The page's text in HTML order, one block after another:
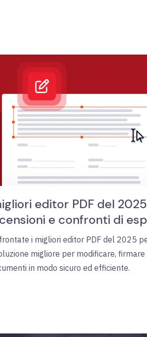
editor PDF del
e confronti di
i migliori editor PDF del 2025
migliore per modificare, firmare
in modo sicuro ed efficiente.